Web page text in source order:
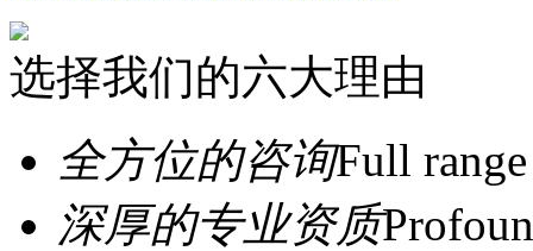
选择我们的六大理由
全方位的咨询Full
深厚的专业资质